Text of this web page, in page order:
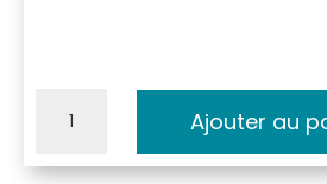
quantité
Ajouter au